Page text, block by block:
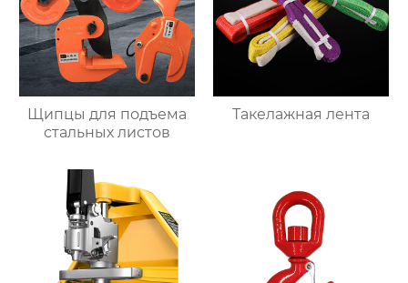
Щипцы для подъема
стальных листов
Такелажная лента